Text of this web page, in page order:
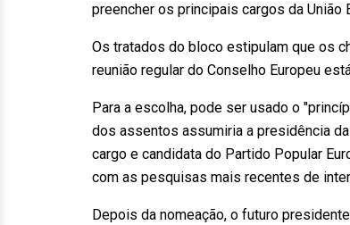
preencher os principais cargos da União
Os tratados do bloco estipulam que os
reunião regular do Conselho Europeu
Para a escolha, pode ser usado o
dos assentos assumiria a presidência
cargo e candidata do Partido Popular
com as pesquisas mais recentes de
Depois da nomeação, o futuro